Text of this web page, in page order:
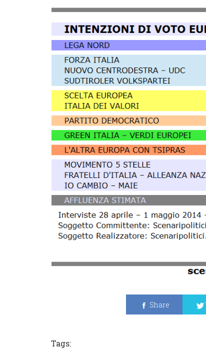
Share
Tags: